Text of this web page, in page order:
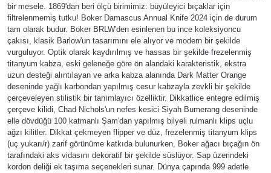
bir mesele. 1869'dan beri ölçü birimimiz: büyüleyici bıçaklar için
filtrelenmemiş tutku! Boker Damascus Annual Knife 2024 için de durum
tam olarak budur. Boker BRLW'den esinlenen bu ince koleksiyoncu
çakısı, klasik Barlow'un tasarımını ele alıyor ve modern bir şekilde
vurguluyor. Optik olarak kaydırılmış ve hassas bir şekilde frezelenmiş
titanyum kabza, eski geleneğe göre ön alandaki karakteristik, ekstra
uzun desteği alıntılayan ve arka kabza alanında Dark Matter Orange
deseninde yağlı karbondan yapılmış cesur kabzayla zevkli bir şekilde
çerçeveleyen stilistik bir tanımlayıcı özelliktir. Dikkatlice entegre edilmiş
çerçeve kilidi, Chad Nichols'un nefes kesici Siyah Bumerang deseninde
elle dövdüğü 100 katmanlı Şam'dan yapılmış bilyeli rulmanlı klips uçlu
ağzı kilitler. Dikkat çekmeyen flipper ve düz, frezelenmiş titanyum klips
(uç yukarı/r) zarif görünüme katkıda bulunurken, Boker ağacı bıçağın ön
tarafındaki aks vidasını dekoratif bir şekilde süslüyor. Sap üzerindeki
kordon deliği ek taşıma seçenekleri sunar. Dünya çapında 999 adetle